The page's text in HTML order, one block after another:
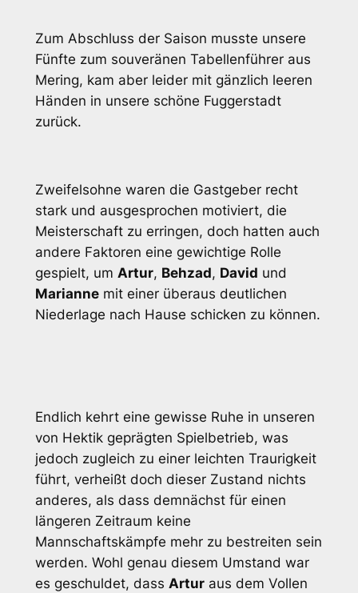
Zum Abschluss der Saison musste unsere
Fünfte zum souveränen Tabellenführer aus
Mering, kam aber leider mit gänzlich leeren
Händen in unsere schöne Fuggerstadt
zurück.
Zweifelsohne waren die Gastgeber recht
stark und ausgesprochen motiviert, die
Meisterschaft zu erringen, doch hatten auch
andere Faktoren eine gewichtige Rolle
gespielt, um Artur, Behzad, David und
Mariannemit einer überaus deutlichen
Niederlage nach Hause schicken zu können.
Endlich kehrt eine gewisse Ruhe in unseren
von Hektik geprägten Spielbetrieb, was
jedoch zugleich zu einer leichten Traurigkeit
führt, verheißt doch dieser Zustand nichts
anderes, als dass demnächst für einen
längeren Zeitraum keine
Mannschaftskämpfe mehr zu bestreiten sein
werden. Wohl genau diesem Umstand war
es geschuldet, dass Arturaus dem Vollen